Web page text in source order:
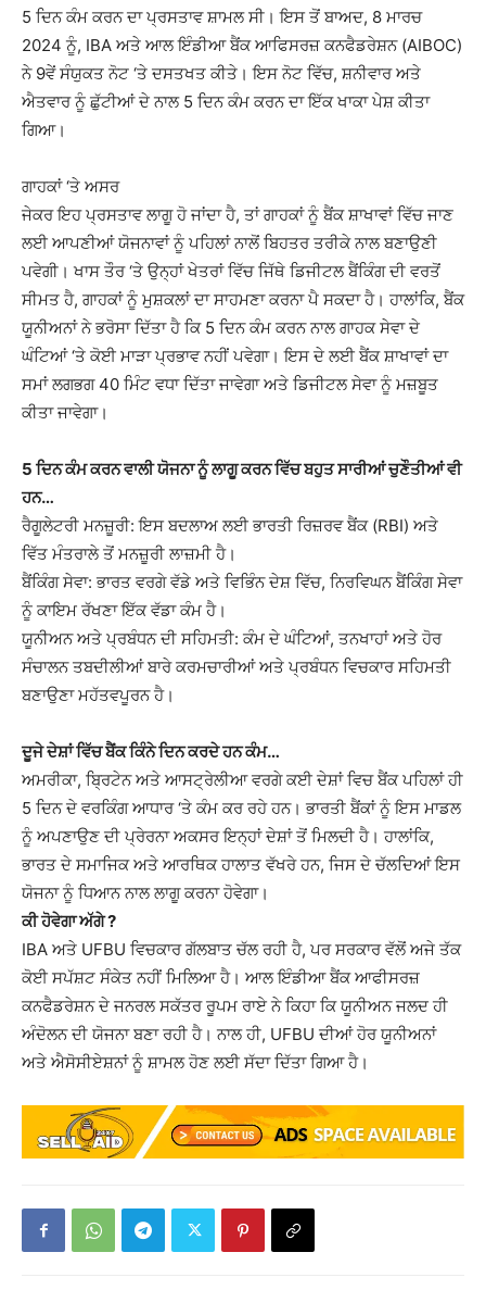
5 ਦਿਨ ਕੰਮ ਕਰਨ ਦਾ ਪ੍ਰਸਤਾਵ ਸ਼ਾਮਲ ਸੀ। ਇਸ ਤੋਂ ਬਾਅਦ, 8 ਮਾਰਚ
2024 ਨੂੰ, IBA ਅਤੇ ਆਲ ਇੰਡੀਆ ਬੈਂਕ ਆਫਿਸਰਜ਼ ਕਨਫੈਡਰੇਸ਼ਨ (AIBOC)
ਨੇ 9ਵੇਂ ਸੰਯੁਕਤ ਨੋਟ ‘ਤੇ ਦਸਤਖਤ ਕੀਤੇ। ਇਸ ਨੋਟ ਵਿੱਚ, ਸ਼ਨੀਵਾਰ ਅਤੇ
ਐਤਵਾਰ ਨੂੰ ਛੁੱਟੀਆਂ ਦੇ ਨਾਲ 5 ਦਿਨ ਕੰਮ ਕਰਨ ਦਾ ਇੱਕ ਖਾਕਾ ਪੇਸ਼ ਕੀਤਾ
ਗਿਆ।
ਗਾਹਕਾਂ ‘ਤੇ ਅਸਰ
ਜੇਕਰ ਇਹ ਪ੍ਰਸਤਾਵ ਲਾਗੂ ਹੋ ਜਾਂਦਾ ਹੈ, ਤਾਂ ਗਾਹਕਾਂ ਨੂੰ ਬੈਂਕ ਸ਼ਾਖਾਵਾਂ ਵਿੱਚ ਜਾਣ
ਲਈ ਆਪਣੀਆਂ ਯੋਜਨਾਵਾਂ ਨੂੰ ਪਹਿਲਾਂ ਨਾਲੋਂ ਬਿਹਤਰ ਤਰੀਕੇ ਨਾਲ ਬਣਾਉਣੀ
ਪਵੇਗੀ। ਖਾਸ ਤੌਰ ‘ਤੇ ਉਨ੍ਹਾਂ ਖੇਤਰਾਂ ਵਿੱਚ ਜਿੱਥੇ ਡਿਜੀਟਲ ਬੈਂਕਿੰਗ ਦੀ ਵਰਤੋਂ
ਸੀਮਤ ਹੈ, ਗਾਹਕਾਂ ਨੂੰ ਮੁਸ਼ਕਲਾਂ ਦਾ ਸਾਹਮਣਾ ਕਰਨਾ ਪੈ ਸਕਦਾ ਹੈ। ਹਾਲਾਂਕਿ, ਬੈਂਕ
ਯੂਨੀਅਨਾਂ ਨੇ ਭਰੋਸਾ ਦਿੱਤਾ ਹੈ ਕਿ 5 ਦਿਨ ਕੰਮ ਕਰਨ ਨਾਲ ਗਾਹਕ ਸੇਵਾ ਦੇ
ਘੰਟਿਆਂ ‘ਤੇ ਕੋਈ ਮਾੜਾ ਪ੍ਰਭਾਵ ਨਹੀਂ ਪਵੇਗਾ। ਇਸ ਦੇ ਲਈ ਬੈਂਕ ਸ਼ਾਖਾਵਾਂ ਦਾ
ਸਮਾਂ ਲਗਭਗ 40 ਮਿੰਟ ਵਧਾ ਦਿੱਤਾ ਜਾਵੇਗਾ ਅਤੇ ਡਿਜੀਟਲ ਸੇਵਾ ਨੂੰ ਮਜ਼ਬੂਤ ​​
ਕੀਤਾ ਜਾਵੇਗਾ।
5 ਦਿਨ ਕੰਮ ਕਰਨ ਵਾਲੀ ਯੋਜਨਾ ਨੂੰ ਲਾਗੂ ਕਰਨ ਵਿੱਚ ਬਹੁਤ ਸਾਰੀਆਂ ਚੁਣੌਤੀਆਂ ਵੀ
ਹਨ…
ਰੈਗੂਲੇਟਰੀ ਮਨਜ਼ੂਰੀ: ਇਸ ਬਦਲਾਅ ਲਈ ਭਾਰਤੀ ਰਿਜ਼ਰਵ ਬੈਂਕ (RBI) ਅਤੇ
ਵਿੱਤ ਮੰਤਰਾਲੇ ਤੋਂ ਮਨਜ਼ੂਰੀ ਲਾਜ਼ਮੀ ਹੈ।
ਬੈਂਕਿੰਗ ਸੇਵਾ: ਭਾਰਤ ਵਰਗੇ ਵੱਡੇ ਅਤੇ ਵਿਭਿੰਨ ਦੇਸ਼ ਵਿੱਚ, ਨਿਰਵਿਘਨ ਬੈਂਕਿੰਗ ਸੇਵਾ
ਨੂੰ ਕਾਇਮ ਰੱਖਣਾ ਇੱਕ ਵੱਡਾ ਕੰਮ ਹੈ।
ਯੂਨੀਅਨ ਅਤੇ ਪ੍ਰਬੰਧਨ ਦੀ ਸਹਿਮਤੀ: ਕੰਮ ਦੇ ਘੰਟਿਆਂ, ਤਨਖਾਹਾਂ ਅਤੇ ਹੋਰ
ਸੰਚਾਲਨ ਤਬਦੀਲੀਆਂ ਬਾਰੇ ਕਰਮਚਾਰੀਆਂ ਅਤੇ ਪ੍ਰਬੰਧਨ ਵਿਚਕਾਰ ਸਹਿਮਤੀ
ਬਣਾਉਣਾ ਮਹੱਤਵਪੂਰਨ ਹੈ।
ਦੂਜੇ ਦੇਸ਼ਾਂ ਵਿੱਚ ਬੈਂਕ ਕਿੰਨੇ ਦਿਨ ਕਰਦੇ ਹਨ ਕੰਮ…
ਅਮਰੀਕਾ, ਬ੍ਰਿਟੇਨ ਅਤੇ ਆਸਟ੍ਰੇਲੀਆ ਵਰਗੇ ਕਈ ਦੇਸ਼ਾਂ ਵਿਚ ਬੈਂਕ ਪਹਿਲਾਂ ਹੀ
5 ਦਿਨ ਦੇ ਵਰਕਿੰਗ ਆਧਾਰ ‘ਤੇ ਕੰਮ ਕਰ ਰਹੇ ਹਨ। ਭਾਰਤੀ ਬੈਂਕਾਂ ਨੂੰ ਇਸ ਮਾਡਲ
ਨੂੰ ਅਪਣਾਉਣ ਦੀ ਪ੍ਰੇਰਨਾ ਅਕਸਰ ਇਨ੍ਹਾਂ ਦੇਸ਼ਾਂ ਤੋਂ ਮਿਲਦੀ ਹੈ। ਹਾਲਾਂਕਿ,
ਭਾਰਤ ਦੇ ਸਮਾਜਿਕ ਅਤੇ ਆਰਥਿਕ ਹਾਲਾਤ ਵੱਖਰੇ ਹਨ, ਜਿਸ ਦੇ ਚੱਲਦਿਆਂ ਇਸ
ਯੋਜਨਾ ਨੂੰ ਧਿਆਨ ਨਾਲ ਲਾਗੂ ਕਰਨਾ ਹੋਵੇਗਾ।
ਕੀ ਹੋਵੇਗਾ ਅੱਗੇ ?
IBA ਅਤੇ UFBU ਵਿਚਕਾਰ ਗੱਲਬਾਤ ਚੱਲ ਰਹੀ ਹੈ, ਪਰ ਸਰਕਾਰ ਵੱਲੋਂ ਅਜੇ ਤੱਕ
ਕੋਈ ਸਪੱਸ਼ਟ ਸੰਕੇਤ ਨਹੀਂ ਮਿਲਿਆ ਹੈ। ਆਲ ਇੰਡੀਆ ਬੈਂਕ ਆਫੀਸਰਜ਼
ਕਨਫੈਡਰੇਸ਼ਨ ਦੇ ਜਨਰਲ ਸਕੱਤਰ ਰੂਪਮ ਰਾਏ ਨੇ ਕਿਹਾ ਕਿ ਯੂਨੀਅਨ ਜਲਦ ਹੀ
ਅੰਦੋਲਨ ਦੀ ਯੋਜਨਾ ਬਣਾ ਰਹੀ ਹੈ। ਨਾਲ ਹੀ, UFBU ਦੀਆਂ ਹੋਰ ਯੂਨੀਅਨਾਂ
ਅਤੇ ਐਸੋਸੀਏਸ਼ਨਾਂ ਨੂੰ ਸ਼ਾਮਲ ਹੋਣ ਲਈ ਸੱਦਾ ਦਿੱਤਾ ਗਿਆ ਹੈ।